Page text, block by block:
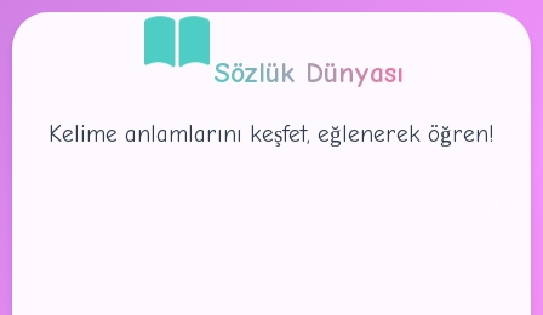
Sözlük Dünyası
Kelime anlamlarını keşfet, eğlenerek öğren!